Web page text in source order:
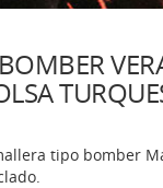
tipo bomber